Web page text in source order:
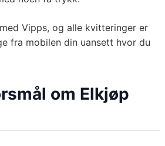
Vipps, og alle kvitteringer er
fra mobilen din uansett hvor du
om Elkjøp